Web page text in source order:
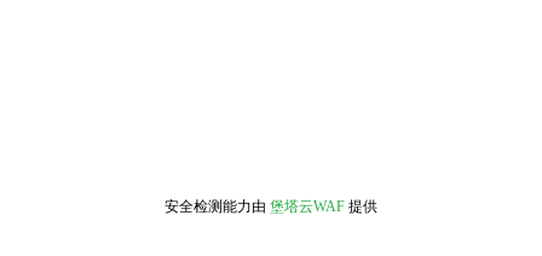
安全检测能力由 堡塔云WAF 提供